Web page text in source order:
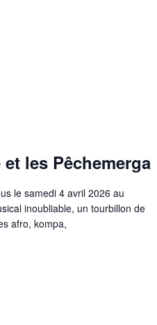
les Pêchemerga
le samedi 4 avril 2026 au
inoubliable, un tourbillon de
afro, kompa,